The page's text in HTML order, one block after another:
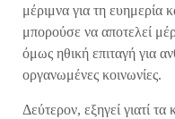
μέριμνα για τη ευημερία
μπορούσε να αποτελεί
όμως ηθική επιταγή για
οργανωμένες κοινωνίες.
Δεύτερον, εξηγεί γιατί